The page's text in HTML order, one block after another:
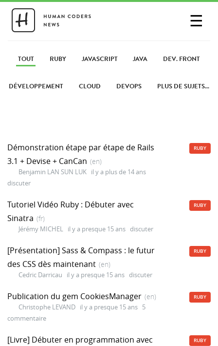
☰
PARTAGER UN LIEN
TOUT RUBY JAVASCRIPT JAVA DEV. FRONT
DÉVELOPPEMENT CLOUD DEVOPS PLUS DE SUJETS...
Démonstration étape par étape de Rails
3.1 + Devise + CanCan (en)
Benjamin LAN SUN LUK il y a plus de 14 ans
discuter
RUBY
Tutoriel Vidéo Ruby : Débuter avec
Sinatra (fr)
Jérémy MICHEL il y a presque 15 ans discuter
RUBY
[Présentation] Sass & Compass : le futur
des CSS dès maintenant (en)
Cedric Darricau il y a presque 15 ans discuter
RUBY
Publication du gem CookiesManager (en)
Christophe LEVAND il y a presque 15 ans 5
commentaire
RUBY
[Livre] Débuter en programmation avec
RUBY